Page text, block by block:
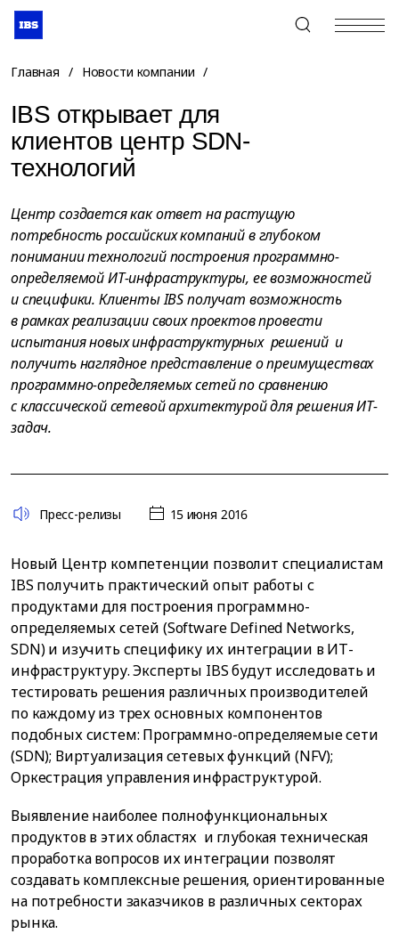
+7 (495) 967-80-80
Главная / Новости компании /
IBS открывает для
клиентов центр SDN-
технологий
Центр создается как ответ на растущую
потребность российских компаний в глубоком
понимании технологий построения программно-
определяемой ИТ-инфраструктуры, ее возможностей
и специфики. Клиенты IBS получат возможность
в рамках реализации своих проектов провести
испытания новых инфраструктурных решений и
получить наглядное представление о преимуществах
программно-определяемых сетей по сравнению
с классической сетевой архитектурой для решения ИТ-
задач.
Пресс-релизы 15 июня 2016
Новый Центр компетенции позволит специалистам
IBS получить практический опыт работы с
продуктами для построения программно-
определяемых сетей (Software Defined Networks,
SDN) и изучить специфику их интеграции в ИТ-
инфраструктуру. Эксперты IBS будут исследовать и
тестировать решения различных производителей
по каждому из трех основных компонентов
подобных систем: Программно-определяемые сети
(SDN); Виртуализация сетевых функций (NFV);
Оркестрация управления инфраструктурой.
Выявление наиболее полнофункциональных
продуктов в этих областях и глубокая техническая
проработка вопросов их интеграции позволят
создавать комплексные решения, ориентированные
на потребности заказчиков в различных секторах
рынка.